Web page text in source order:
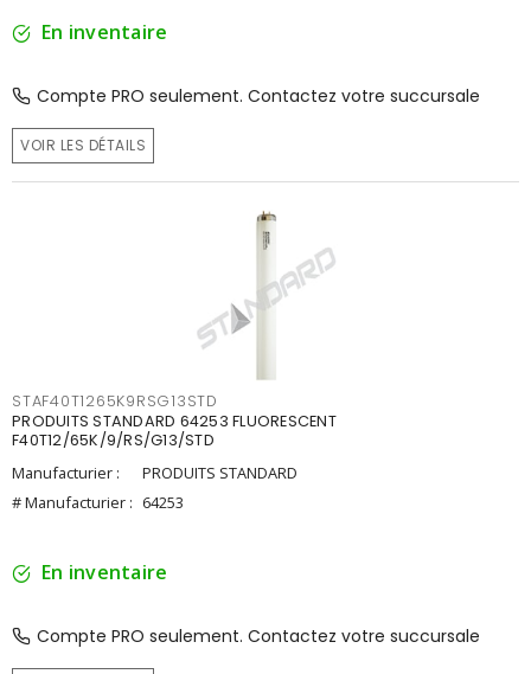
En inventaire
Compte PRO seulement. Contactez votre succursale
VOIR LES DÉTAILS
STAF40T1265K9RSG13STD
PRODUITS STANDARD 64253 FLUORESCENT
F40T12/65K/9/RS/G13/STD
Manufacturier :
PRODUITS STANDARD
# Manufacturier : 64253
En inventaire
Compte PRO seulement. Contactez votre succursale